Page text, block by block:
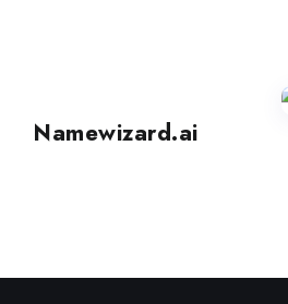
Namewizard.ai